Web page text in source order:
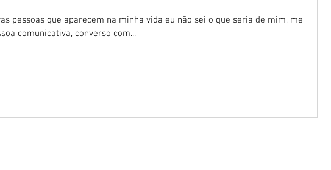
pessoas que aparecem na minha vida eu não sei o que seria de mim, me
comunicativa, converso com...